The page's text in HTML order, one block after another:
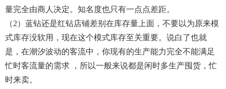
量完全由商人决定。知名度也只有一点点差距。
（2）蓝钻还是红钻店铺差别在库存量上面，不要以为原来模
式库存没软用，现在这个模式库存至关重要。说白了也就
是，在潮汐波动的客流中，你现有的生产能力完全不能满足
忙时客流量的需求 ，所以一般来说都是闲时多生产囤货，忙
时来卖。